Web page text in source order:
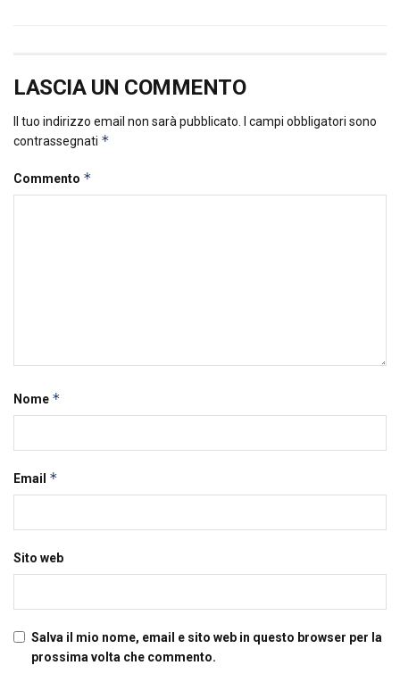
LASCIA UN COMMENTO
Il tuo indirizzo email non sarà pubblicato. I campi obbligatori sono
contrassegnati *
Commento *
Nome *
Email *
Sito web
Salva il mio nome, email e sito web in questo browser per la
prossima volta che commento.